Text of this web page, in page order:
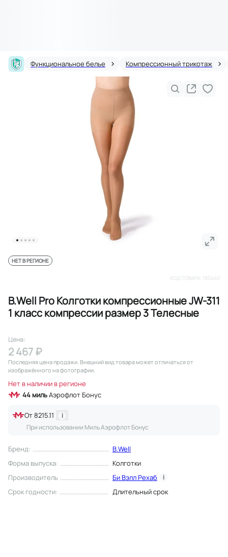
Функциональное белье Компрессионный трикотаж
B.Well Pro Колготки компрессионные JW-311
1 класс компрессии размер 3 Телесные
НЕТ В РЕГИОНЕ
Бренд:
B.Well
Форма выпуска:
Колготки
Производитель
Би Вэлл Рехаб i
Срок годности: Длительный срок
Цена:
2 467 ₽
Последняя цена продажи. Внешний вид товара может отличаться от
изображённого на фотографии.
Нет в наличии в регионе
44 мильАэрофлот Бонус
От8215.11
i
При использовании Миль Аэрофлот Бонус